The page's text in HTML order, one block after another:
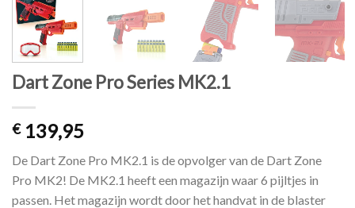
Dart Zone Pro Series MK2.1
€139,95
De Dart Zone Pro MK2.1 is de opvolger van de Dart Zone
Pro MK2! De MK2.1 heeft een magazijn waar 6 pijltjes in
passen. Het magazijn wordt door het handvat in de blaster